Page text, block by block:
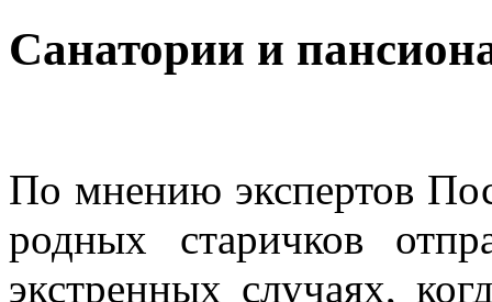
Санатории и
По мнению экспертов
родных старичков
экстренных случаях,